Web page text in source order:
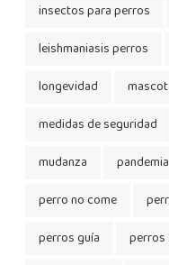
insectos para perros
leishmaniasis perros
longevidad
medidas de seguridad
mudanza
pandemia
perro no come
perros guía
perros